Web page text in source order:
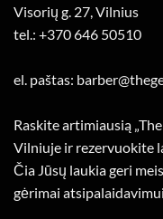
Visorių g. 27, Vilnius
tel.: +370 646 50510
el. paštas:
Raskite artimiausią
Vilniuje ir rezervuokite
Čia Jūsų laukia geri
gėrimai